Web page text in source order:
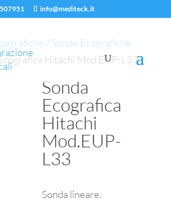
info@mediteck.it
/Sonde Ecografiche
Hitachi Mod.EUP-L33
Sonda
Ecografica
Hitachi
Mod.EUP-
L33
Sonda lineare.